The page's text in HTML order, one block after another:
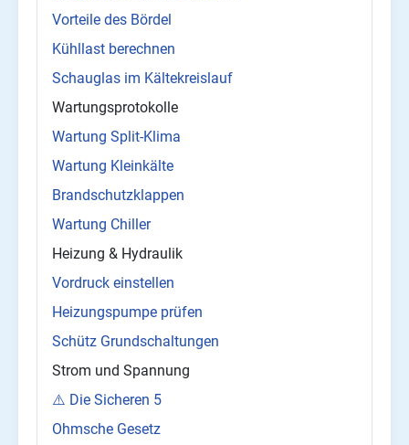
Vorteile des Bördel
Kühllast berechnen
Schauglas im Kältekreislauf
Wartungsprotokolle
Wartung Split-Klima
Wartung Kleinkälte
Brandschutzklappen
Wartung Chiller
Heizung & Hydraulik
Vordruck einstellen
Heizungspumpe prüfen
Schütz Grundschaltungen
Strom und Spannung
⚠️ Die Sicheren 5
Ohmsche Gesetz